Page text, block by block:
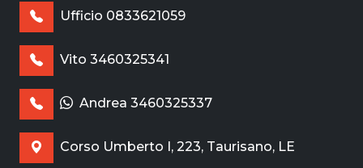
Ufficio 0833621059
Vito 3460325341
Andrea 3460325337
Corso Umberto I, 223, Taurisano, LE